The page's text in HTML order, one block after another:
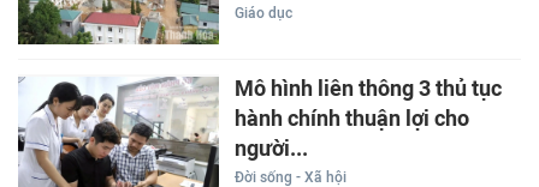
Giáo dục
Mô hình liên thông 3 thủ tục
hành chính thuận lợi cho
người...
Đời sống - Xã hội